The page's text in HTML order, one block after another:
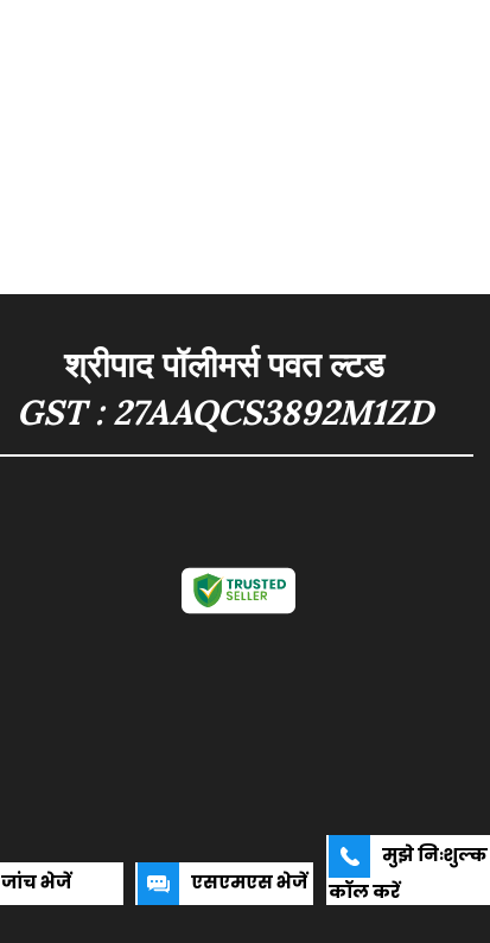
श्रीपाद पॉलीमर्स पवत ल्टड
GST : 27AAQCS3892M1ZD
जांच भेजें एसएमएस भेजें
मुझे निःशुल्क
कॉल करें